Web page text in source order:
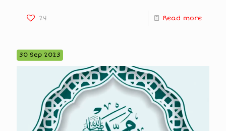
24 Read more
30 Sep 2023